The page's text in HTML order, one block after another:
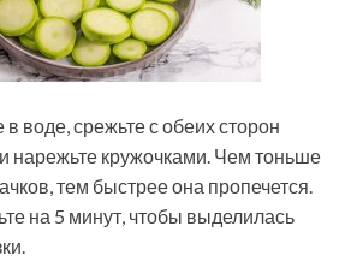
воде, срежьте с обеих сторон
нарежьте кружочками. Чем тоньше
тем быстрее она пропечется.
на 5 минут, чтобы выделилась